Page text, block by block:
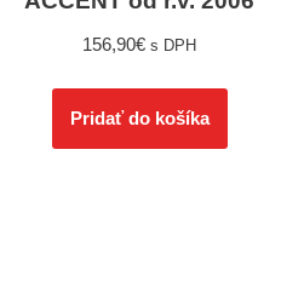
156,90€ s DPH
Pridať do košíka